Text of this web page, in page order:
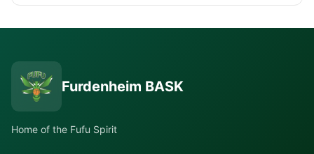
Furdenheim BASK
Home of the Fufu Spirit